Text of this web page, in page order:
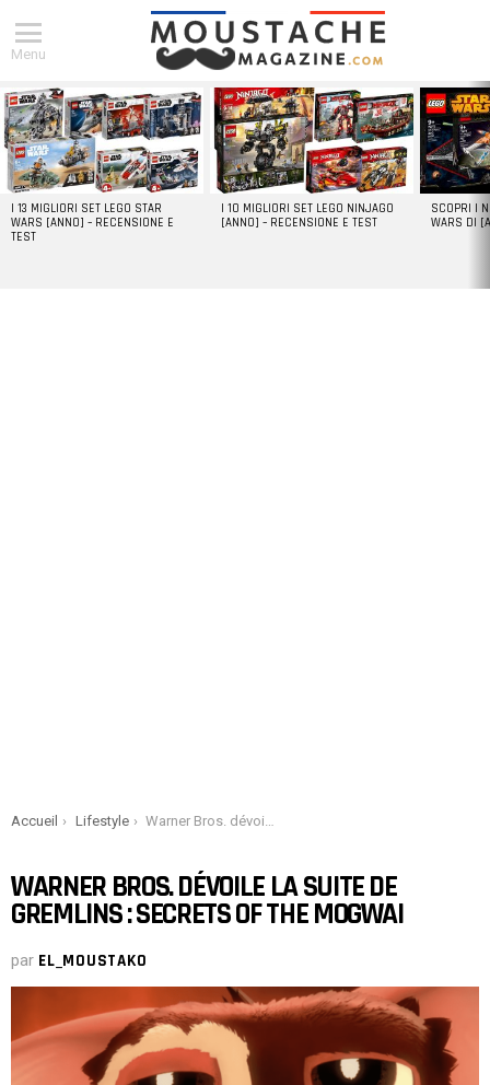
Menu
DERNIERS
ARTICLES
I 13 MIGLIORI SET LEGO STAR
WARS [ANNO] – RECENSIONE E
TEST
I 10 MIGLIORI SET LEGO NINJAGO
[ANNO] – RECENSIONE E TEST
SCOPRI I
WARS DI
You are here:
Accueil Lifestyle Warner Bros. dévoile la suite de Gremlins : Secrets of the Mogwai
WARNER BROS. DÉVOILE LA SUITE DE
GREMLINS : SECRETS OF THE MOGWAI
par EL_MOUSTAKO